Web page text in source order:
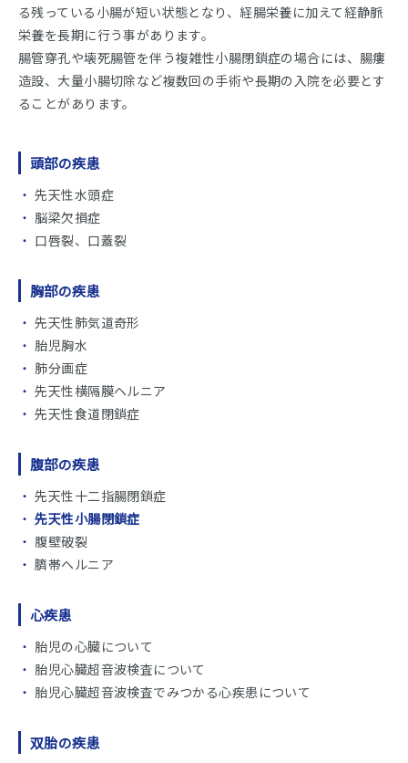
頭部の疾患
先天性水頭症
脳梁欠損症
口唇裂、口蓋裂
胸部の疾患
先天性肺気道奇形
胎児胸水
肺分画症
先天性横隔膜ヘルニア
先天性食道閉鎖症
腹部の疾患
先天性十二指腸閉鎖症
先天性小腸閉鎖症
腹壁破裂
臍帯ヘルニア
心疾患
胎児の心臓について
胎児心臓超音波検査について
胎児心臓超音波検査でみつかる心疾患について
双胎の疾患
る残っている小腸が短い状態となり、経腸栄養に加えて経静脈
栄養を長期に行う事があります。
腸管穿孔や壊死腸管を伴う複雑性小腸閉鎖症の場合には、腸瘻
造設、大量小腸切除など複数回の手術や長期の入院を必要とす
ることがあります。